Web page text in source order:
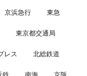
京浜急行 東急
東京都交通局
レス 北総鉄道
鉄 南海 京阪